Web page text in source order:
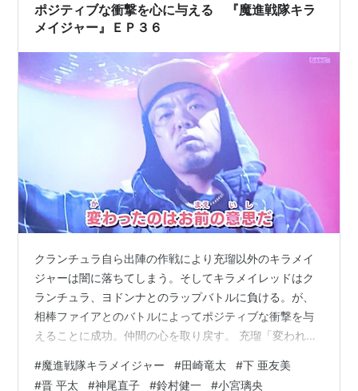
ポジティブな衝撃を心に与える 『魔進戦隊キラ
メイジャー』ＥＰ３６
クランチュラ自ら出陣の作戦により充瑠以外のキラメイ
ジャーは闇に落ちてしまう。そしてキラメイレッドはク
ランチュラ、ヨドンナとのラップバトルに負ける。が、
相棒ファイアとのバトルによってポジティブな衝撃を与
えることに成功。仲間の心を取り戻す。 充瑠「変われる
意志だ」 出典：魔進戦隊キラメイジャー ＥＰ３６より
#魔進戦隊キラメイジャー #田崎竜太 #下 亜友美
#晋 平太 #神尾直子 #鈴村健一 #小宮璃央